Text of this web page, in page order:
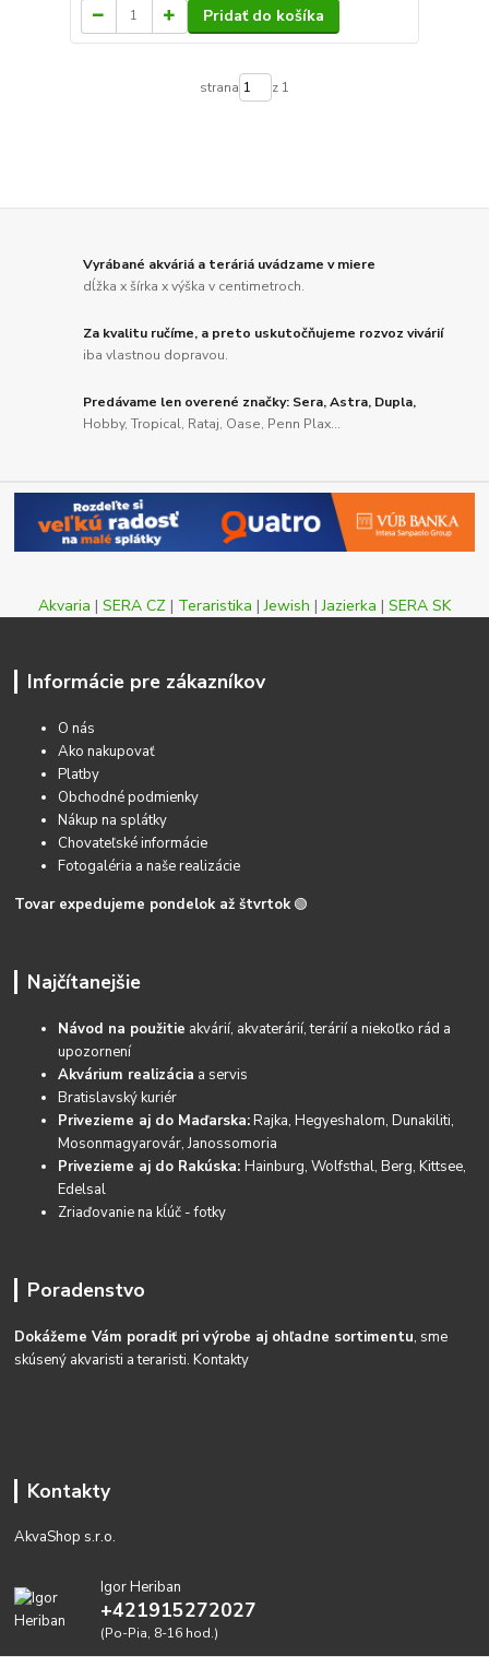
Pridať do košíka
strana z 1
Vyrábané akváriá a teráriá uvádzame v miere
dĺžka x šírka x výška v centimetroch.
Za kvalitu ručíme, a preto uskutočňujeme rozvoz vivárií
iba vlastnou dopravou.
Predávame len overené značky: Sera, Astra, Dupla,
Hobby, Tropical, Rataj, Oase, Penn Plax...
Akvaria | SERA CZ | Teraristika |Jewish |Jazierka | SERA SK
Informácie pre zákazníkov
O nás
Ako nakupovať
Platby
Obchodné podmienky
Nákup na splátky
Chovateľské informácie
Fotogaléria a naše realizácie
Tovar expedujeme pondelok až štvrtok 🟢
Najčítanejšie
Návod na použitie akvárií, akvaterárií, terárií a niekoľko rád a
upozornení
Akvárium realizácia a servis
Bratislavský kuriér
Privezieme aj do Maďarska:Rajka, Hegyeshalom, Dunakiliti,
Mosonmagyarovár, Janossomoria
Privezieme aj do Rakúska:Hainburg, Wolfsthal, Berg, Kittsee,
Edelsal
Zriaďovanie na kĺúč - fotky
Poradenstvo
Dokážeme Vám poradiť pri výrobe aj ohľadne sortimentu, sme
skúsený akvaristi a teraristi.Kontakty
Kontakty
AkvaShop s.r.o.
Igor Heriban
+421915272027
(Po-Pia, 8-16 hod.)